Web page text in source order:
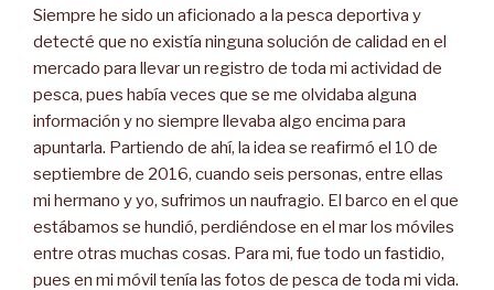
Siempre he sido un aficionado a la pesca deportiva y
detecté que no existía ninguna solución de calidad en el
mercado para llevar un registro de toda mi actividad de
pesca, pues había veces que se me olvidaba alguna
información y no siempre llevaba algo encima para
apuntarla. Partiendo de ahí, la idea se reafirmó el 10 de
septiembre de 2016, cuando seis personas, entre ellas
mi hermano y yo, sufrimos un naufragio. El barco en el que
estábamos se hundió, perdiéndose en el mar los móviles
entre otras muchas cosas. Para mi, fue todo un fastidio,
pues en mi móvil tenía las fotos de pesca de toda mi vida.